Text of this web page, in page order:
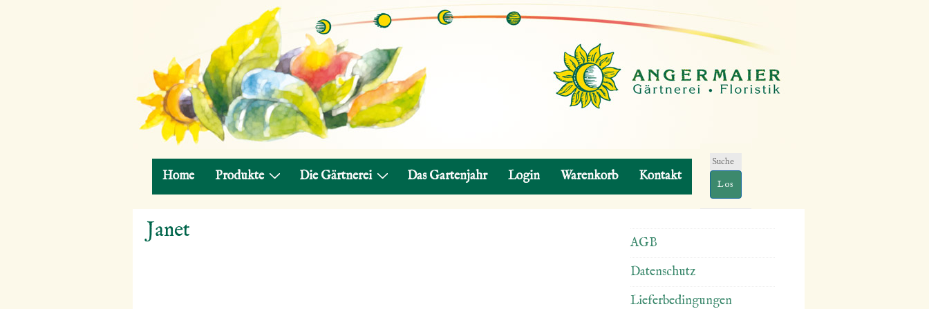
Hauptnavigation
Home Produkte Die Gärtnerei Das Gartenjahr Login Warenkorb Kontakt
Suchen
nach:
Janet
AGB
Datenschutz
Lieferbedingungen